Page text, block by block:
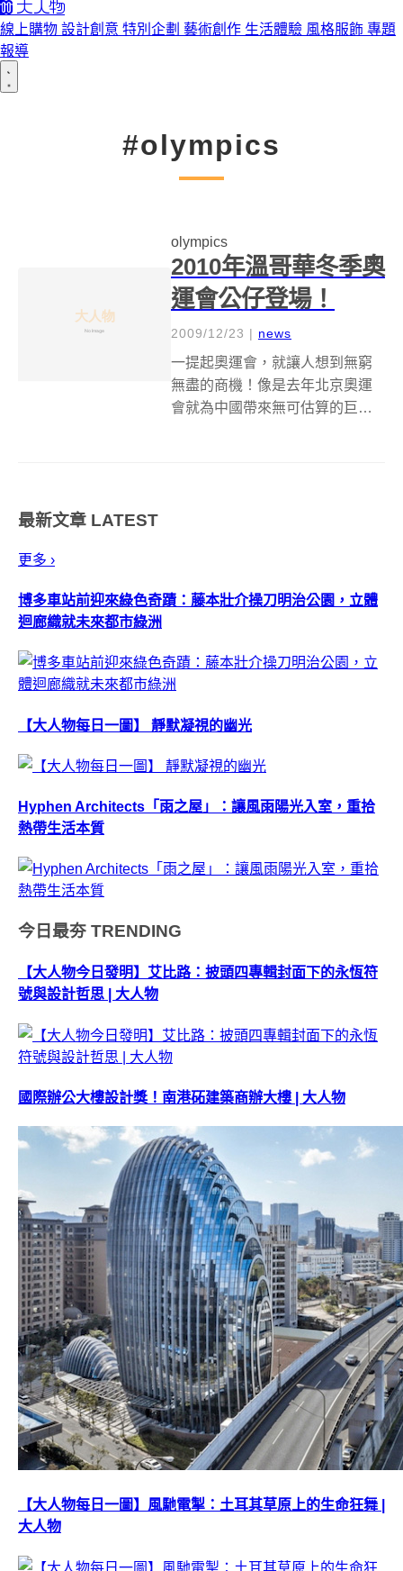
線上購物 設計創意 特別企劃 藝術創作 生活體驗 風格服飾 專題
報導
#olympics
olympics
2010年溫哥華冬季奧
運會公仔登場！
2009/12/23 | news
一提起奧運會，就讓人想到無窮
無盡的商機！像是去年北京奧運
會就為中國帶來無可估算的巨大
最新文章 LATEST
更多 ›
博多車站前迎來綠色奇蹟：藤本壯介操刀明治公園，立體
迴廊織就未來都市綠洲
【大人物每日一圖】 靜默凝視的幽光
Hyphen Architects「雨之屋」：讓風雨陽光入室，重拾
熱帶生活本質
今日最夯 TRENDING
【大人物今日發明】艾比路：披頭四專輯封面下的永恆符
號與設計哲思 | 大人物
國際辦公大樓設計獎！南港砳建築商辦大樓 | 大人物
【大人物每日一圖】風馳電掣：土耳其草原上的生命狂舞 |
大人物